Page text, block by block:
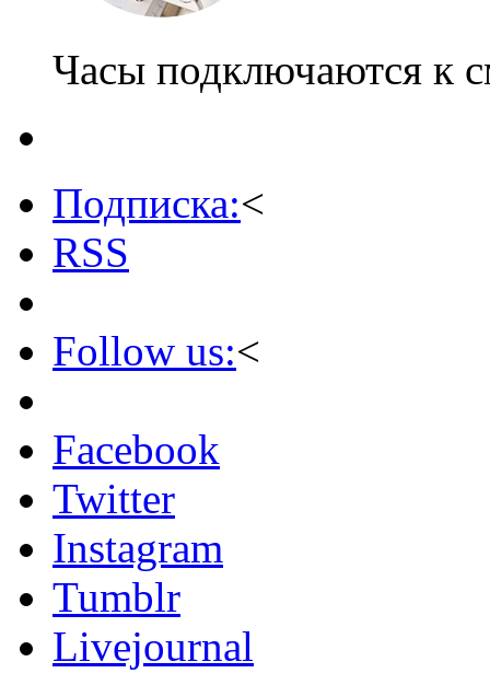
Часы подключаются к
Подписка:<
RSS
Follow us:<
Facebook
Twitter
Instagram
Tumblr
Livejournal